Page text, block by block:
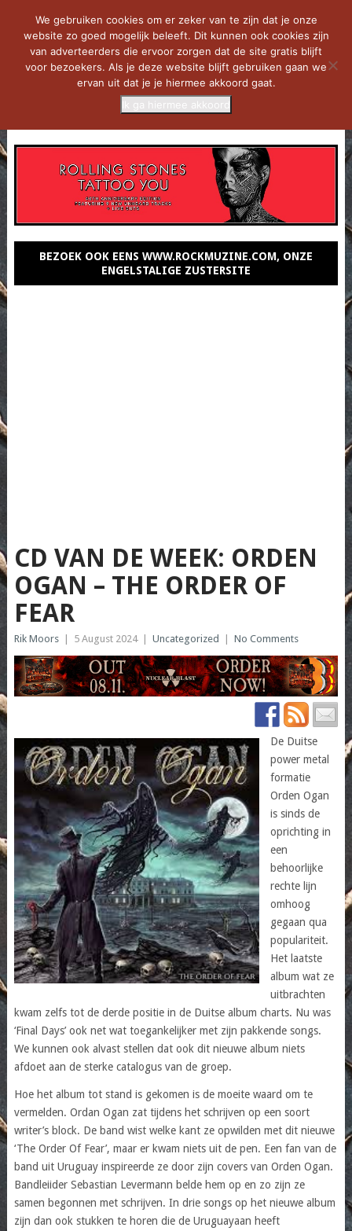
BEZOEK OOK EENS WWW.ROCKMUZINE.COM, ONZE
ENGELSTALIGE ZUSTERSITE
CD VAN DE WEEK: ORDEN
OGAN – THE ORDER OF
FEAR
Rik Moors 5 August 2024 Uncategorized No Comments
De Duitse
power metal
formatie
Orden Ogan
is sinds de
oprichting in
een
behoorlijke
rechte lijn
omhoog
gegaan qua
populariteit.
Het laatste
album wat ze
uitbrachten
kwam zelfs tot de derde positie in de Duitse album charts. Nu was
‘Final Days’ ook net wat toegankelijker met zijn pakkende songs.
We kunnen ook alvast stellen dat ook dit nieuwe album niets
afdoet aan de sterke catalogus van de groep.
Hoe het album tot stand is gekomen is de moeite waard om te
vermelden. Ordan Ogan zat tijdens het schrijven op een soort
writer’s block. De band wist welke kant ze opwilden met dit nieuwe
‘The Order Of Fear’, maar er kwam niets uit de pen. Een fan van de
band uit Uruguay inspireerde ze door zijn covers van Orden Ogan.
Bandleiider Sebastian Levermann belde hem op en zo zijn ze
samen begonnen met schrijven. In drie songs op het nieuwe album
zijn dan ook stukken te horen die de Uruguayaan heeft
We gebruiken cookies om er zeker van te zijn dat je onze
website zo goed mogelijk beleeft. Dit kunnen ook cookies zijn
van adverteerders die ervoor zorgen dat de site gratis blijft
voor bezoekers. Als je deze website blijft gebruiken gaan we
ervan uit dat je je hiermee akkoord gaat.
Ik ga hiermee akkoord